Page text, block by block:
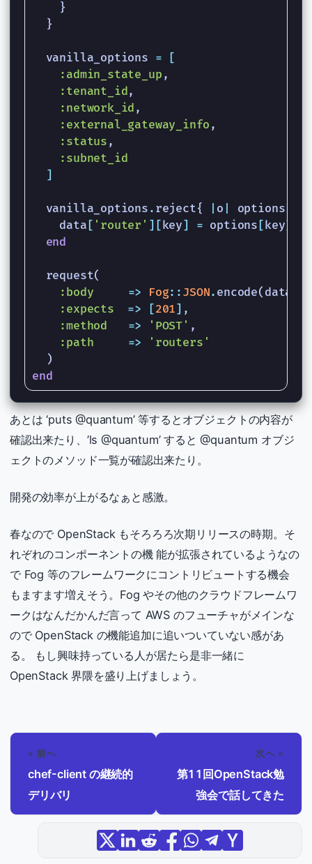
}
}
vanilla_options =
[
:admin_state_up ,
:tenant_id,
:network_id ,
:external_gateway_info ,
:status ,
:subnet_id
]
vanilla_options . reject{ o options
data [ 'router' ][key] = options [key]
end
request(
:body
=> Fog:: JSON. encode( data
:expects
=> [201] ,
:method
=> 'POST' ,
:path
=>
'routers'
)
end
あとは ‘puts @quantum’ 等するとオブジェクトの内容が
確認出来たり、’ls @quantum’ すると @quantum オブジ
ェクトのメソッド一覧が確認出来たり。
開発の効率が上がるなぁと感激。
春なので OpenStack もそろろろ次期リリースの時期。そ
れぞれのコンポーネントの機 能が拡張されているようなの
で Fog 等のフレームワークにコントリビュートする機会
もますます増えそう。Fog やその他のクラウドフレームワ
ークはなんだかんだ言って AWS のフューチャがメインな
ので OpenStack の機能追加に追いついていない感があ
る。 もし興味持っている人が居たら是非一緒に
OpenStack 界隈を盛り上げましょう。
« 前へ
chef-client の継続的
デリバリ
次へ »
第11回OpenStack勉
強会で話してきた